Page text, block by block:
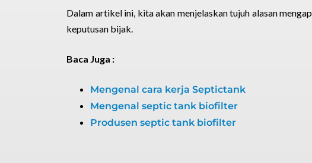
Dalam artikel ini, kita akan menjelaskan tujuh alasan
keputusan bijak.
Baca Juga :
Mengenal cara kerja Septictank
Mengenal septic tank biofilter
Produsen septic tank biofilter